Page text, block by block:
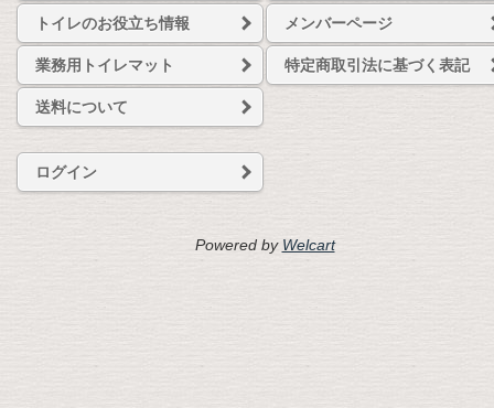
トイレのお役立ち情報 メンバーページ
業務用トイレマット 特定商取引法に基づく表記
送料について
ログイン
Powered by Welcart